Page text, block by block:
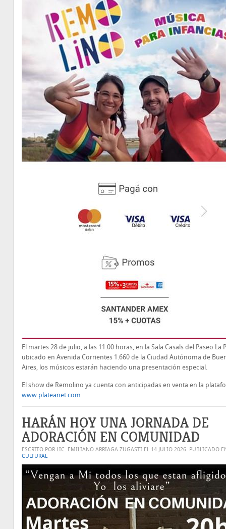
El martes 28 de julio, a las 11.00 horas, en la Sala Casals del Paseo La
ubicado en Avenida Corrientes 1.660 de la Ciudad Autónoma de
Aires, los músicos estarán haciendo una presentación especial.
El show de Remolino ya cuenta con anticipadas en venta en la
www.plateanet.com
HARÁN HOY UNA JORNADA DE
ADORACIÓN EN COMUNIDAD
ESCRITO POR LIC. EMILIANO ARRIAGA ZUGASTI EL 14 JULIO 2026. PUBLICADO
CULTURAL